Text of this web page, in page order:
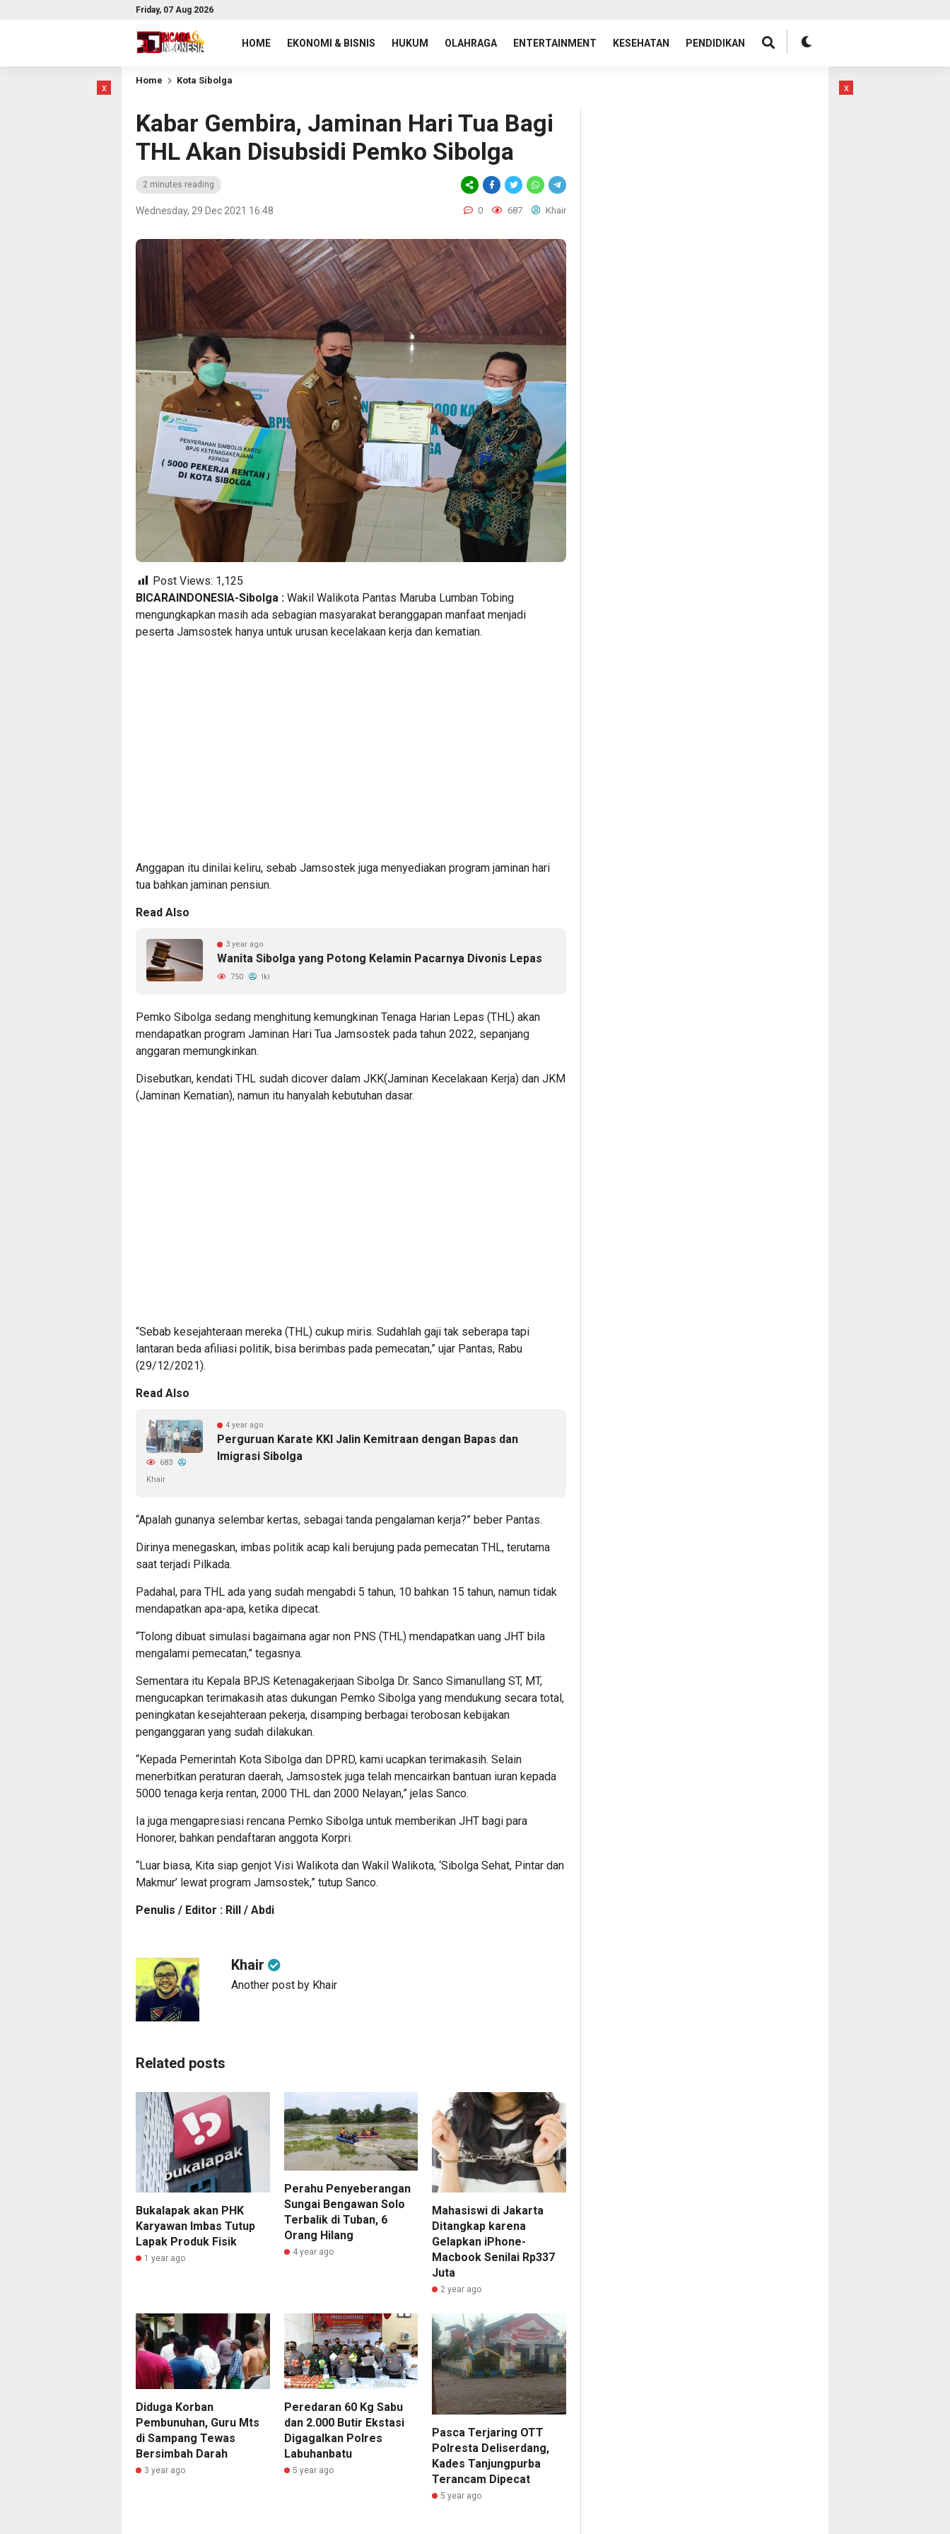
Friday, 07 Aug 2026
HOME EKONOMI & BISNIS HUKUM OLAHRAGA ENTERTAINMENT KESEHATAN PENDIDIKAN
x
Home Kota Sibolga
Kabar Gembira, Jaminan Hari Tua Bagi
THL Akan Disubsidi Pemko Sibolga
2 minutes reading
Wednesday, 29 Dec 2021 16:48 0 687 Khair
Post Views: 1,125
BICARAINDONESIA-Sibolga : Wakil Walikota Pantas Maruba Lumban Tobing
mengungkapkan masih ada sebagian masyarakat beranggapan manfaat menjadi
peserta Jamsostek hanya untuk urusan kecelakaan kerja dan kematian.
Anggapan itu dinilai keliru, sebab Jamsostek juga menyediakan program jaminan hari
tua bahkan jaminan pensiun.
Read Also
3 year ago
Wanita Sibolga yang Potong Kelamin Pacarnya Divonis Lepas
750 Iki
Pemko Sibolga sedang menghitung kemungkinan Tenaga Harian Lepas (THL) akan
mendapatkan program Jaminan Hari Tua Jamsostek pada tahun 2022, sepanjang
anggaran memungkinkan.
Disebutkan, kendati THL sudah dicover dalam JKK(Jaminan Kecelakaan Kerja) dan JKM
(Jaminan Kematian), namun itu hanyalah kebutuhan dasar.
“Sebab kesejahteraan mereka (THL) cukup miris. Sudahlah gaji tak seberapa tapi
lantaran beda afiliasi politik, bisa berimbas pada pemecatan,” ujar Pantas, Rabu
(29/12/2021).
Read Also
4 year ago
Perguruan Karate KKI Jalin Kemitraan dengan Bapas dan
Imigrasi Sibolga
683
Khair
“Apalah gunanya selembar kertas, sebagai tanda pengalaman kerja?” beber Pantas.
Dirinya menegaskan, imbas politik acap kali berujung pada pemecatan THL, terutama
saat terjadi Pilkada.
Padahal, para THL ada yang sudah mengabdi 5 tahun, 10 bahkan 15 tahun, namun tidak
mendapatkan apa-apa, ketika dipecat.
“Tolong dibuat simulasi bagaimana agar non PNS (THL) mendapatkan uang JHT bila
mengalami pemecatan,” tegasnya.
Sementara itu Kepala BPJS Ketenagakerjaan Sibolga Dr. Sanco Simanullang ST, MT,
mengucapkan terimakasih atas dukungan Pemko Sibolga yang mendukung secara total,
peningkatan kesejahteraan pekerja, disamping berbagai terobosan kebijakan
penganggaran yang sudah dilakukan.
“Kepada Pemerintah Kota Sibolga dan DPRD, kami ucapkan terimakasih. Selain
menerbitkan peraturan daerah, Jamsostek juga telah mencairkan bantuan iuran kepada
5000 tenaga kerja rentan, 2000 THL dan 2000 Nelayan,” jelas Sanco.
Ia juga mengapresiasi rencana Pemko Sibolga untuk memberikan JHT bagi para
Honorer, bahkan pendaftaran anggota Korpri.
“Luar biasa, Kita siap genjot Visi Walikota dan Wakil Walikota, ‘Sibolga Sehat, Pintar dan
Makmur’ lewat program Jamsostek,” tutup Sanco.
Penulis / Editor : Rill / Abdi
Khair
Another post by Khair
Related posts
Bukalapak akan PHK
Karyawan Imbas Tutup
Lapak Produk Fisik
1 year ago
Perahu Penyeberangan
Sungai Bengawan Solo
Terbalik di Tuban, 6
Orang Hilang
4 year ago
Mahasiswi di Jakarta
Ditangkap karena
Gelapkan iPhone-
Macbook Senilai Rp337
Juta
2 year ago
Diduga Korban
Pembunuhan, Guru Mts
di Sampang Tewas
Bersimbah Darah
3 year ago
Peredaran 60 Kg Sabu
dan 2.000 Butir Ekstasi
Digagalkan Polres
Labuhanbatu
5 year ago
Pasca Terjaring OTT
Polresta Deliserdang,
Kades Tanjungpurba
Terancam Dipecat
5 year ago
x